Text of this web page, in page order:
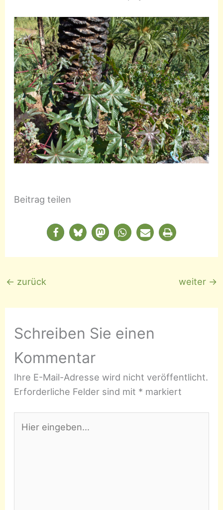
Beitrag teilen
← zurück weiter →
Schreiben Sie einen
Kommentar
Ihre E-Mail-Adresse wird nicht veröffentlicht.
Erforderliche Felder sind mit * markiert
eingeben…